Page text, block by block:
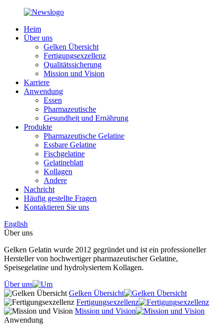
Heim
Über uns
Gelken Übersicht
Fertigungsexzellenz
Qualitätssicherung
Mission und Vision
Karriere
Anwendung
Essen
Pharmazeutische
Gesundheit und Ernährung
Produkte
Pharmazeutische Gelatine
Essbare Gelatine
Fischgelatine
Gelatineblatt
Kollagen
Andere
Nachricht
Häufig gestellte Fragen
Kontaktieren Sie uns
English
Über uns
Gelken Gelatin wurde 2012 gegründet und ist ein professioneller
Hersteller von hochwertiger pharmazeutischer Gelatine,
Speisegelatine und hydrolysiertem Kollagen.
Über uns
Gelken Übersicht
Fertigungsexzellenz
Mission und Vision
Anwendung